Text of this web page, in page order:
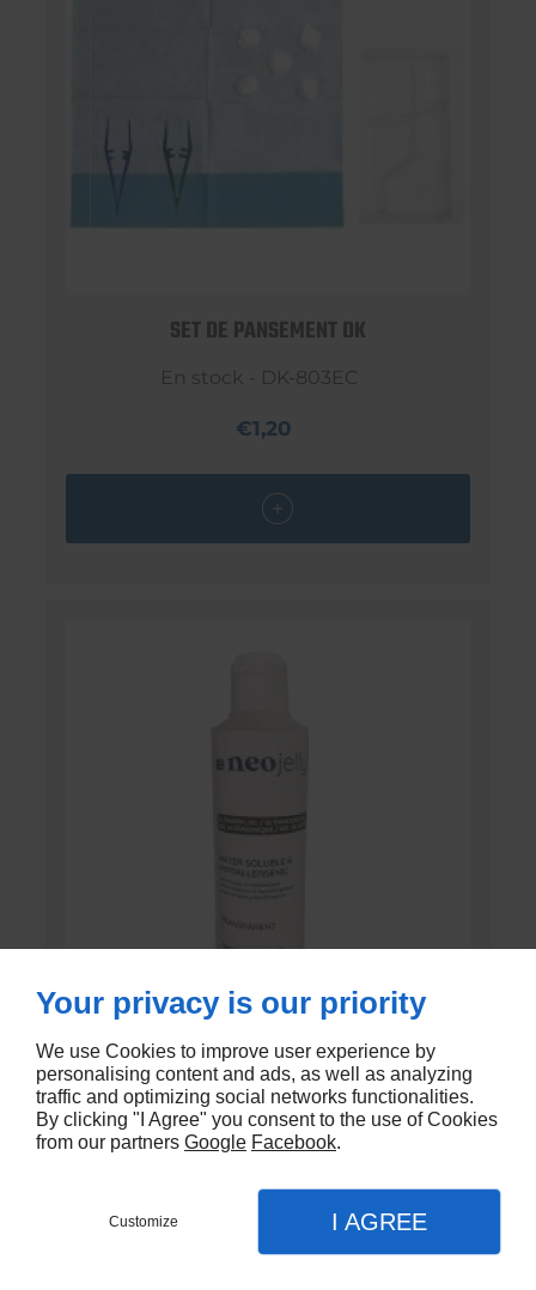
SET DE PANSEMENT DK
En stock - DK-803EC
€1,20
GEL DE CONTACT UNI’GEL
En stock
€1,35
Your privacy is our priority
We use Cookies to improve user experience by
personalising content and ads, as well as analyzing
traffic and optimizing social networks functionalities.
By clicking "I Agree" you consent to the use of Cookies
from our partners Google Facebook.
Customize I AGREE